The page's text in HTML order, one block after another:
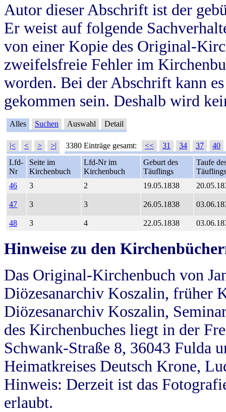
Autor dieser Abschrift ist der
Er weist auf folgende
von einer Kopie des Original-
zweifelsfreie Fehler im
worden. Bei der Abschrift kann
gekommen sein. Deshalb wird
Alles Suchen Auswahl Detail
|< < > >| 3380 Einträge gesamt: << 31 34 37
40
Lfd-
Nr
Seite im
Kirchenbuch
Lfd-Nr im
Kirchenbuch
Geburt des
Täuflings
Taufe
Täuflings
46
3 2 19.05.1838
47 3 3 26.05.1838
48 3 4 22.05.1838
Hinweise zu den
Das Original-Kirchenbuch von
Diözesanarchiv Koszalin, früher
Diözesanarchiv Koszalin,
des Kirchenbuches liegt in der
Schwank-Straße 8, 36043 Fulda
Heimatkreises Deutsch Krone,
Hinweis: Derzeit ist das
erlaubt.